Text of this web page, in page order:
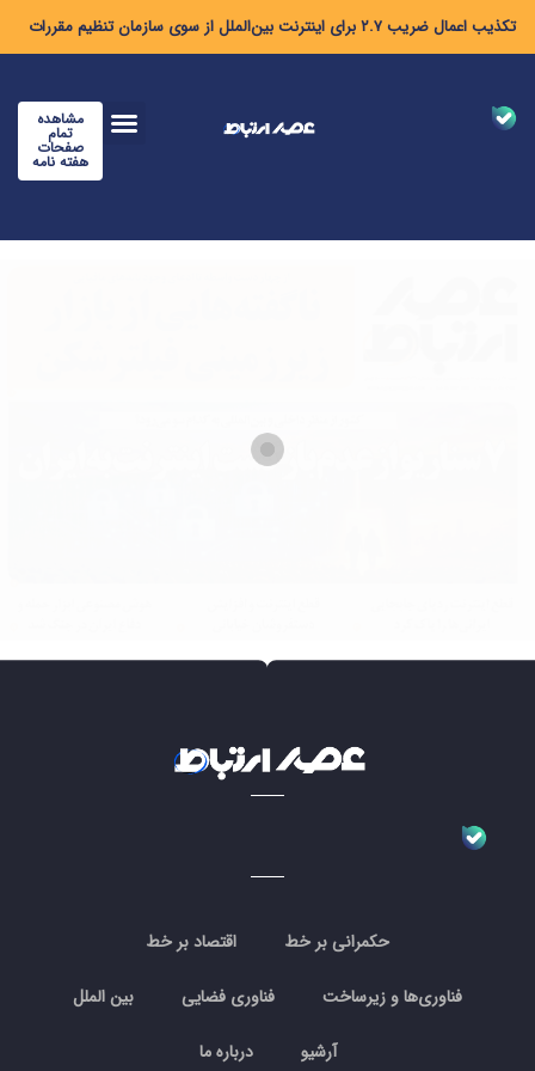
تکذیب اعمال ضریب ۲.۷ برای اینترنت بین‌الملل از سوی سازمان تنظیم مقررات
مشاهده
تمام
صفحات
هفته نامه
حکمرانی بر خط اقتصاد بر خط
فناوری‌ها و زیرساخت فناوری فضایی بین الملل
آرشیو درباره ما